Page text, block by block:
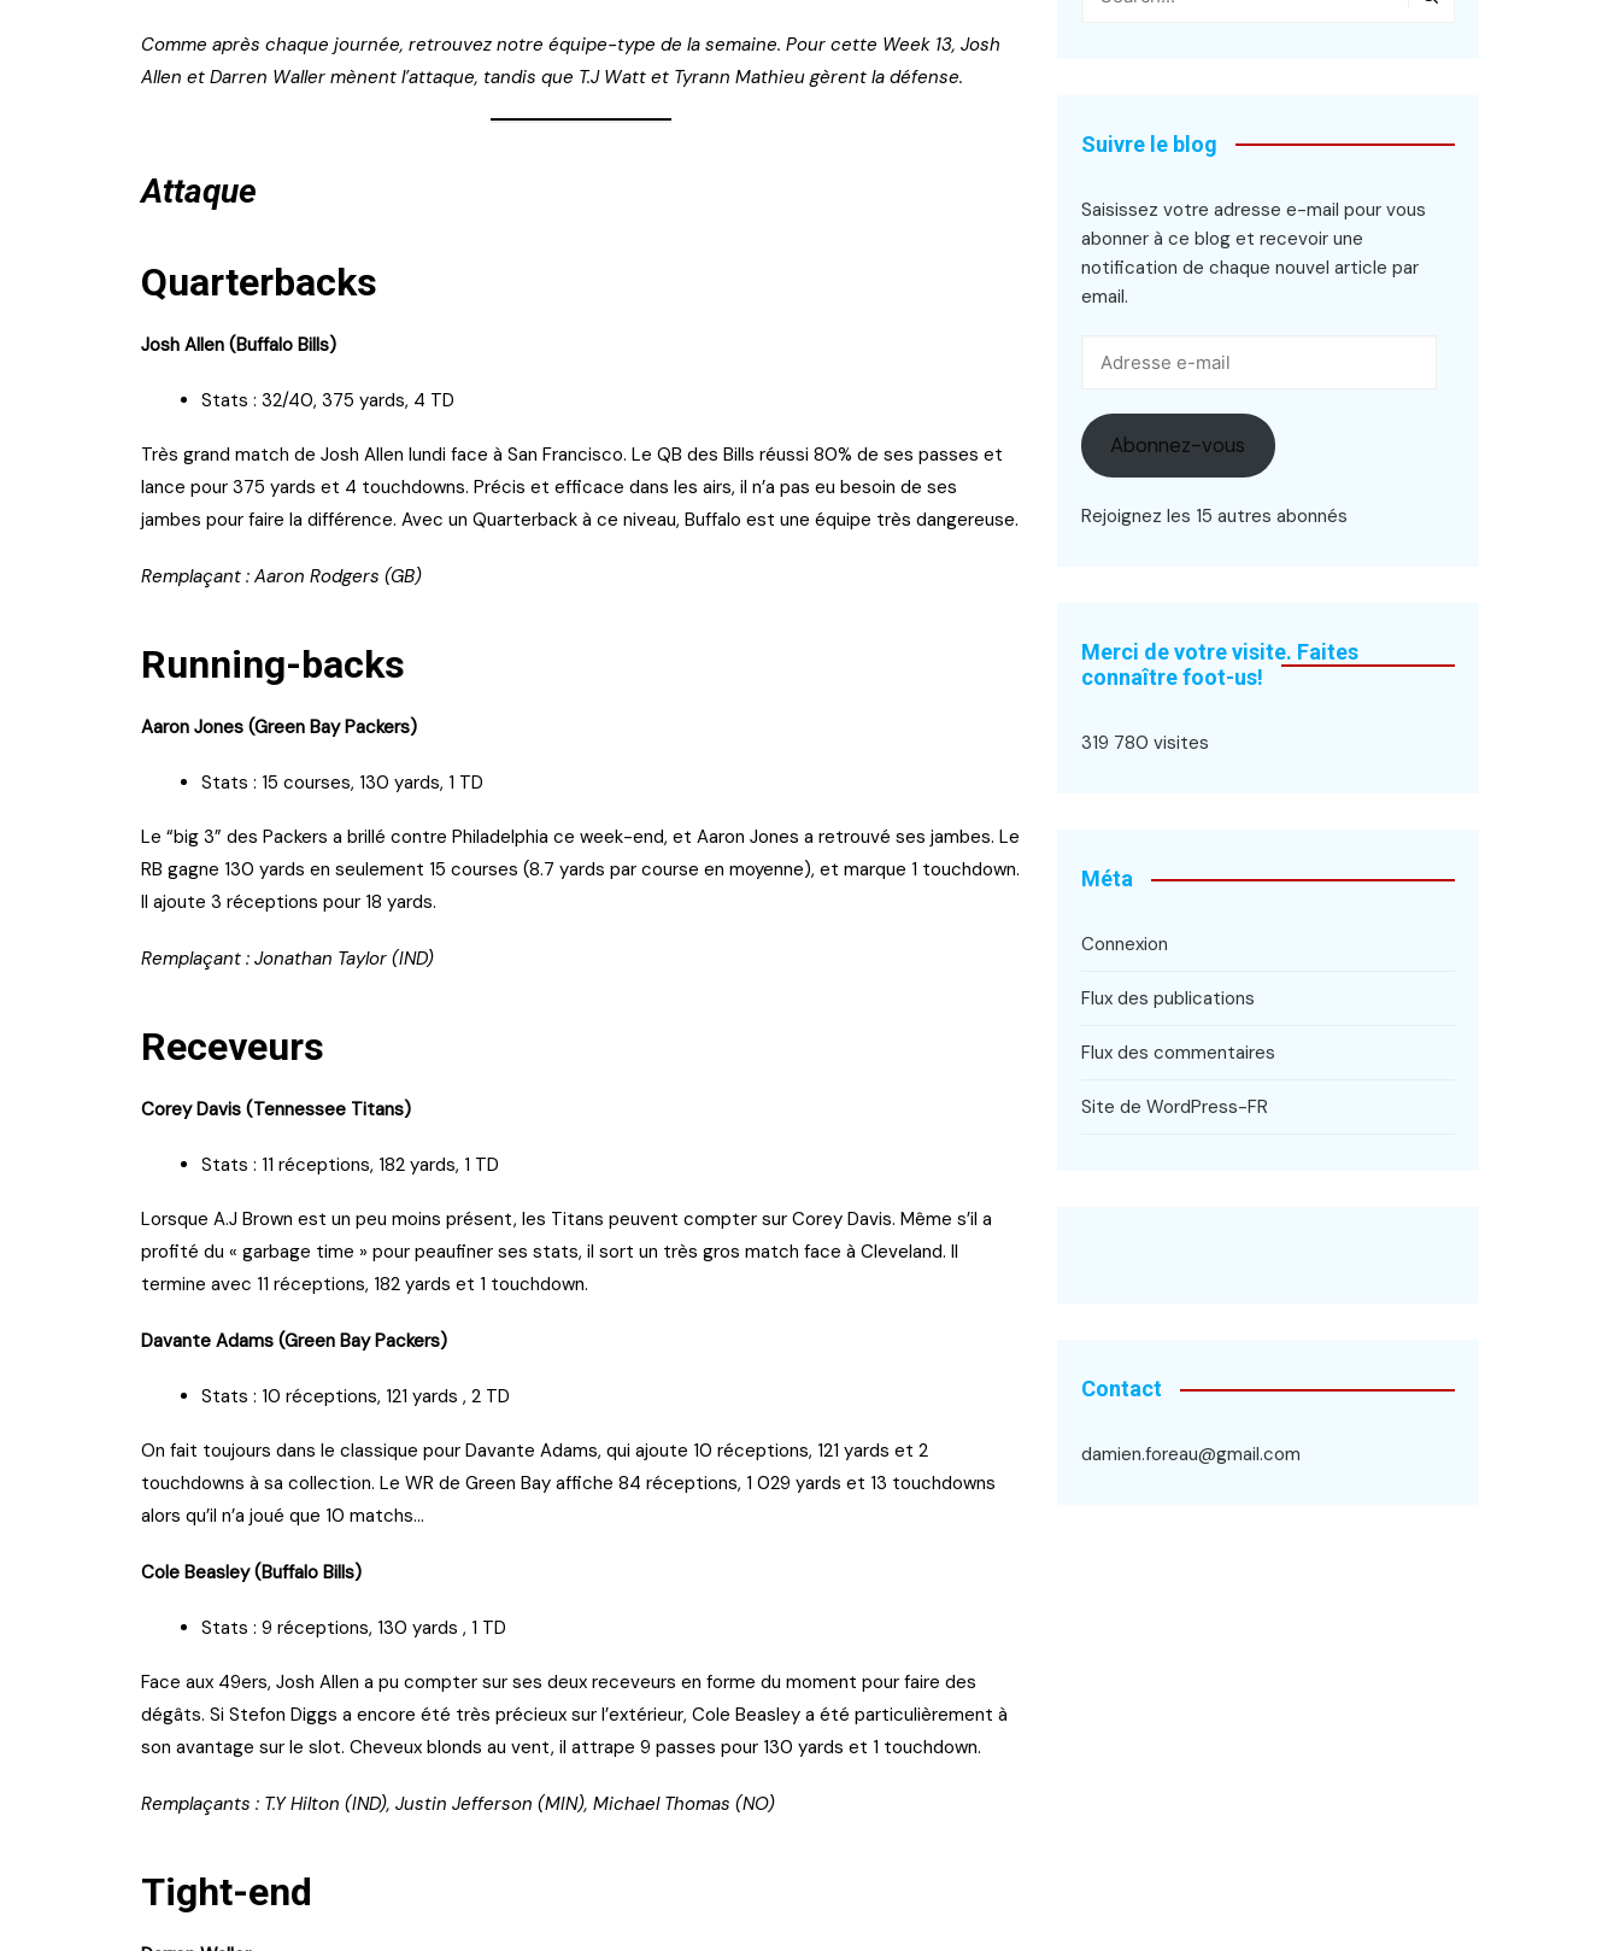
Comme après chaque journée, retrouvez notre équipe-type de la semaine. Pour cette Week 13, Josh
Allen et Darren Waller mènent l’attaque, tandis que T.J Watt et Tyrann Mathieu gèrent la défense.
Attaque
Quarterbacks
Josh Allen (Buffalo Bills)
Stats : 32/40, 375 yards, 4 TD
Très grand match de Josh Allen lundi face à San Francisco. Le QB des Bills réussi 80% de ses passes et
lance pour 375 yards et 4 touchdowns. Précis et efficace dans les airs, il n’a pas eu besoin de ses
jambes pour faire la différence. Avec un Quarterback à ce niveau, Buffalo est une équipe très dangereuse.
Remplaçant : Aaron Rodgers (GB)
Running-backs
Aaron Jones (Green Bay Packers)
Stats : 15 courses, 130 yards, 1 TD
Le “big 3” des Packers a brillé contre Philadelphia ce week-end, et Aaron Jones a retrouvé ses jambes. Le
RB gagne 130 yards en seulement 15 courses (8.7 yards par course en moyenne), et marque 1 touchdown.
Il ajoute 3 réceptions pour 18 yards.
Remplaçant : Jonathan Taylor (IND)
Receveurs
Corey Davis (Tennessee Titans)
Stats : 11 réceptions, 182 yards, 1 TD
Lorsque A.J Brown est un peu moins présent, les Titans peuvent compter sur Corey Davis. Même s’il a
profité du « garbage time » pour peaufiner ses stats, il sort un très gros match face à Cleveland. Il
termine avec 11 réceptions, 182 yards et 1 touchdown.
Davante Adams (Green Bay Packers)
Stats : 10 réceptions, 121 yards , 2 TD
On fait toujours dans le classique pour Davante Adams, qui ajoute 10 réceptions, 121 yards et 2
touchdowns à sa collection. Le WR de Green Bay affiche 84 réceptions, 1 029 yards et 13 touchdowns
alors qu’il n’a joué que 10 matchs…
Cole Beasley (Buffalo Bills)
Stats : 9 réceptions, 130 yards , 1 TD
Face aux 49ers, Josh Allen a pu compter sur ses deux receveurs en forme du moment pour faire des
dégâts. Si Stefon Diggs a encore été très précieux sur l’extérieur, Cole Beasley a été particulièrement à
son avantage sur le slot. Cheveux blonds au vent, il attrape 9 passes pour 130 yards et 1 touchdown.
Remplaçants : T.Y Hilton (IND), Justin Jefferson (MIN), Michael Thomas (NO)
Tight-end
Suivre le blog
Saisissez votre adresse e-mail pour vous
abonner à ce blog et recevoir une
notification de chaque nouvel article par
email.
Abonnez-vous
Rejoignez les 15 autres abonnés
Merci de votre visite. Faites
connaître foot-us!
319 780 visites
Méta
Connexion
Flux des publications
Flux des commentaires
Site de WordPress-FR
Contact
damien.foreau@gmail.com